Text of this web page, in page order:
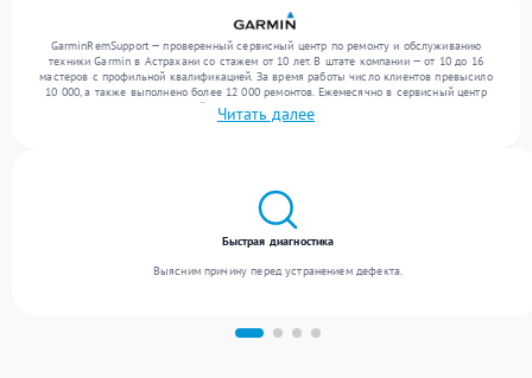
GarminRemSupport — проверенный сервисный центр по ремонту и обслуживанию
техники Garmin в Астрахани со стажем от 10 лет. В штате компании — от 10 до 16
мастеров с профильной квалификацией. За время работы число клиентов превысило
10 000, а также выполнено более 12 000 ремонтов. Ежемесячно в сервисный центр
поступает более 300 устройств, включая , , . Мы работаем с широким спектром
неисправностей и предлагаем стабильный уровень сервиса благодаря опыту
Читать далее
Быстрая диагностика
Выясним причину перед устранением дефекта.